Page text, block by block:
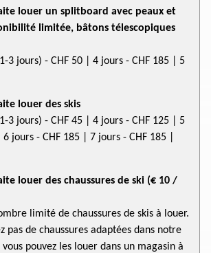
louer un splitboard avec peaux et
limitée, bâtons télescopiques
3 jours) - CHF 50 | 4 jours - CHF 185
| 5
louer des skis
3 jours) - CHF 45 | 4 jours - CHF 125
| 5
| 6 jours - CHF 185 | 7 jours - CHF 185
louer des chaussures de ski (€ 10 /
limité de chaussures de skis à louer.
pas de chaussures adaptées dans notre
les louer dans un magasin à